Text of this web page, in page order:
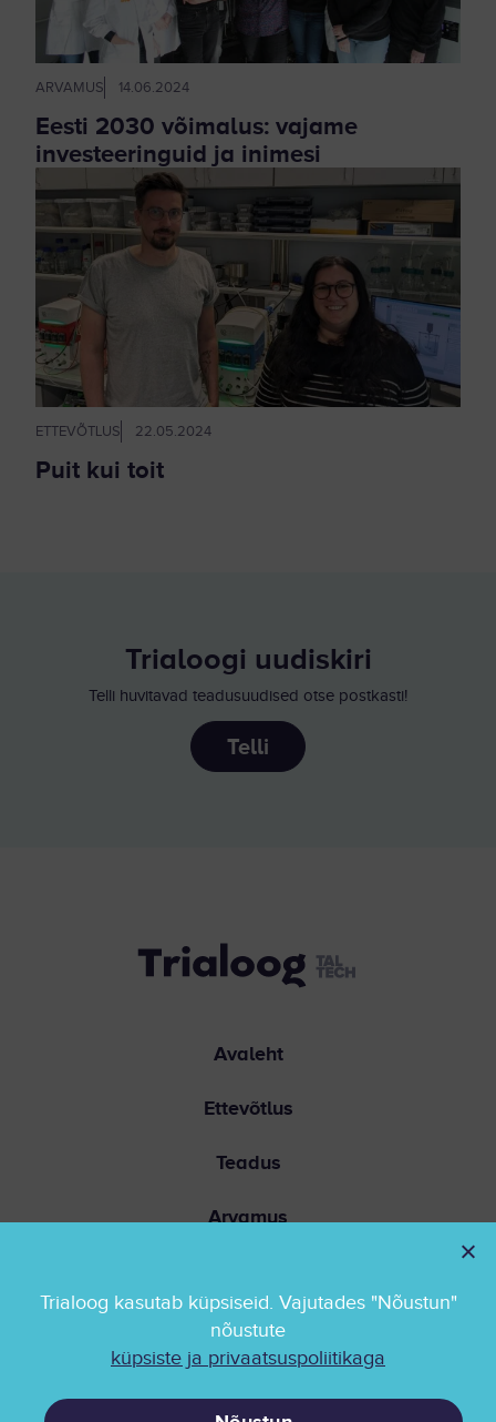
ARVAMUS 14.06.2024
Eesti 2030 võimalus: vajame
investeeringuid ja inimesi
ETTEVÕTLUS 22.05.2024
Puit kui toit
Trialoogi uudiskiri
Telli huvitavad teadusuudised otse postkasti!
Telli
Avaleht
Ettevõtlus
Teadus
Arvamus
Kontakt
Trialoog kasutab küpsiseid. Vajutades "Nõustun"
nõustute
küpsiste ja privaatsuspoliitikaga